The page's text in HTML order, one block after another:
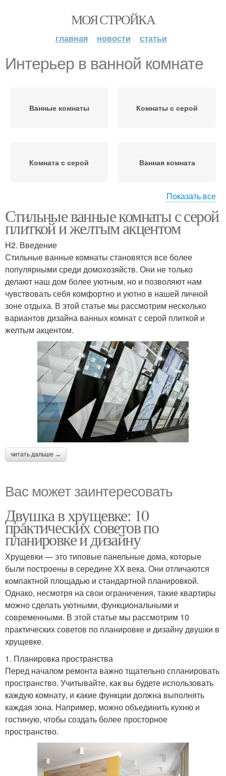
МОЯ СТРОЙКА
главная новости статьи
Интерьер в ванной комнате
Ванные комнаты Комнаты с серой
Комната с серой Ванная комната
комнаты
Показать все
Стильные ванные комнаты с серой
плиткой и желтым акцентом
H2. Введение
Стильные ванные комнаты становятся все более
популярными среди домохозяйств. Они не только
делают наш дом более уютным, но и позволяют нам
чувствовать себя комфортно и уютно в нашей личной
зоне отдыха. В этой статье мы рассмотрим несколько
вариантов дизайна ванных комнат с серой плиткой и
желтым акцентом.
читать дальше →
Вас может заинтересовать
Двушка в хрущевке: 10
практических советов по
планировке и дизайну
Хрущевки — это типовые панельные дома, которые
были построены в середине XX века. Они отличаются
компактной площадью и стандартной планировкой.
Однако, несмотря на свои ограничения, такие квартиры
можно сделать уютными, функциональными и
современными. В этой статье мы рассмотрим 10
практических советов по планировке и дизайну двушки в
хрущевке.
1. Планировка пространства
Перед началом ремонта важно тщательно спланировать
пространство. Учитывайте, как вы будете использовать
каждую комнату, и какие функции должна выполнять
каждая зона. Например, можно объединить кухню и
гостиную, чтобы создать более просторное
пространство.